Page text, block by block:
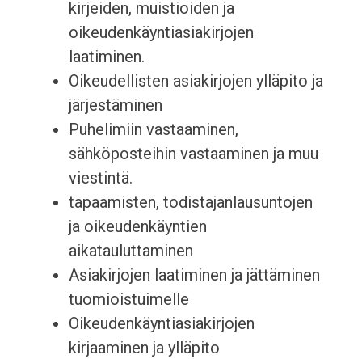
kirjeiden, muistioiden ja
oikeudenkäyntiasiakirjojen
laatiminen.
Oikeudellisten asiakirjojen ylläpito ja
järjestäminen
Puhelimiin vastaaminen,
sähköposteihin vastaaminen ja muu
viestintä.
tapaamisten, todistajanlausuntojen
ja oikeudenkäyntien
aikatauluttaminen
Asiakirjojen laatiminen ja jättäminen
tuomioistuimelle
Oikeudenkäyntiasiakirjojen
kirjaaminen ja ylläpito